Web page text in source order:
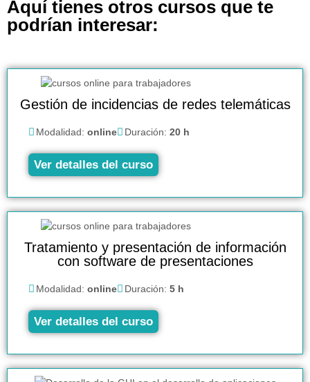
Aquí tienes otros cursos que te
podrían interesar:
Gestión de incidencias de redes telemáticas
Modalidad: online Duración: 20 h
Ver detalles del curso
Tratamiento y presentación de información
con software de presentaciones
Modalidad: online Duración: 5 h
Ver detalles del curso